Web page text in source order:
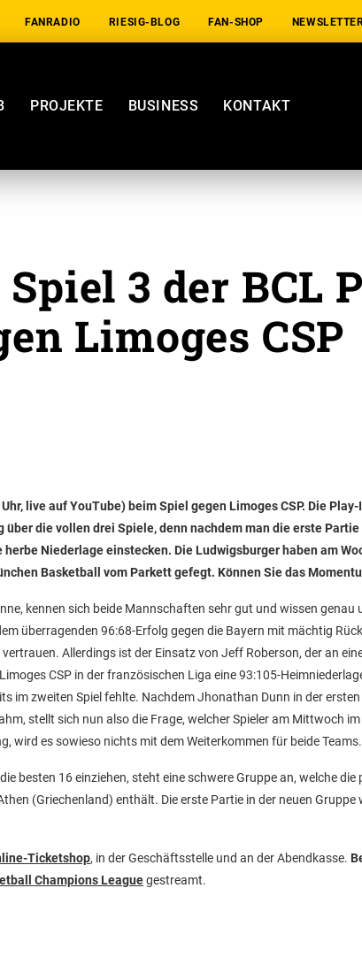
FANRADIO RIESIG-BLOG FAN-SHOP
PROJEKTE BUSINESS KONTAKT
3 der BCL
Limoges CSP
live auf YouTube) beim Spiel gegen Limoges CSP. Die
über die vollen drei Spiele, denn nachdem man die erste
Niederlage einstecken. Die Ludwigsburger haben am
Basketball vom Parkett gefegt. Können Sie das
kennen sich beide Mannschaften sehr gut und wissen genau
überragenden 96:68-Erfolg gegen die Bayern mit mächtig
Allerdings ist der Einsatz von Jeff Roberson, der an
CSP in der französischen Liga eine 93:105-
im zweiten Spiel fehlte. Nachdem Jhonathan Dunn in der
stellt sich nun also die Frage, welcher Spieler am Mittwoch
wird es sowieso nichts mit dem Weiterkommen für beide Teams.
besten 16 einziehen, steht eine schwere Gruppe an, welche
(Griechenland) enthält. Die erste Partie in der neuen
Ticketshop, in der Geschäftsstelle und an der Abendkasse.
Champions Leaguegestreamt.